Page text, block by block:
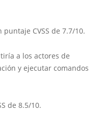
CVSS de 7.7/10.
a los actores de
y ejecutar comandos
de 8.5/10.